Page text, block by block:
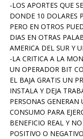
-LOS APORTES QUE
DONDE 10 DOLARES
PERO EN OTROS
DIAS EN OTRAS
AMERICA DEL SUR Y
-LA CRITICA A LA
UN OPERADOR BIT
EL BAJA GRATIS UN
INSTALA Y DEJA
PERSONAS
CONSUMO PARA
BENEFICIO REAL Y
POSITIVO O